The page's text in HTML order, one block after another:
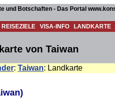
und Botschaften - Das Portal
REISEZIELE VISA-INFO LANDKARTE
von Taiwan
: Taiwan: Landkarte